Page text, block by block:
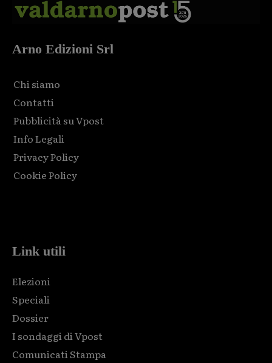
Arno Edizioni Srl
Chi siamo
Contatti
Pubblicità su Vpost
Info Legali
Privacy Policy
Cookie Policy
Link utili
Elezioni
Speciali
Dossier
I sondaggi di Vpost
Comunicati Stampa